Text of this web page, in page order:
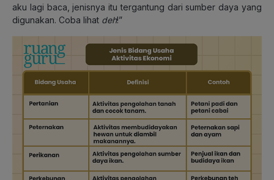
aku lagi baca, jenisnya itu tergantung dari sumber daya yang
digunakan. Coba lihat deh!”